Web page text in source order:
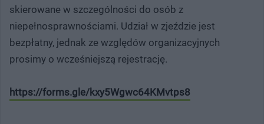
skierowane w szczególności do osób z
niepełnosprawnościami. Udział w zjeździe jest
bezpłatny, jednak ze względów organizacyjnych
prosimy o wcześniejszą rejestrację.
https://forms.gle/kxy5Wgwc64KMvtps8